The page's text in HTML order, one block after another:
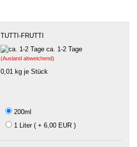
TUTTI-FRUTTI
ca. 1-2 Tage
(Ausland abweichend)
0,01 kg je Stück
200ml
1 Liter ( + 6,00 EUR )